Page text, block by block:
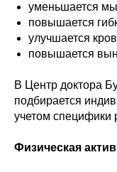
уменьшается
повышается
улучшается
повышается
В Центр доктора
подбирается
учетом специфики
Физическая